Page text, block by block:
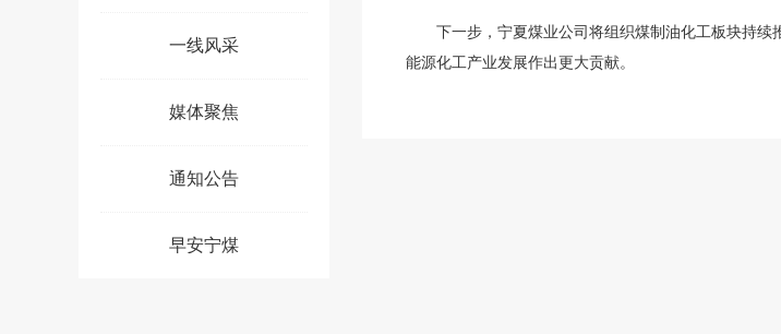
一线风采
媒体聚焦
通知公告
早安宁煤
下一步，宁夏煤业公司将组织煤制油化工板块持
能源化工产业发展作出更大贡献。